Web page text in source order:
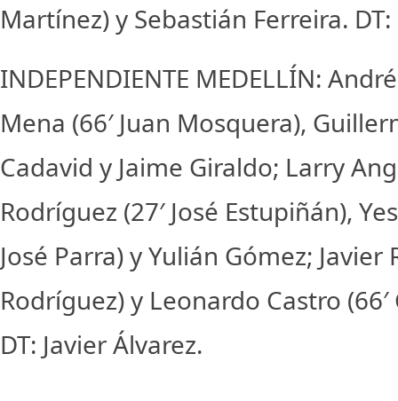
Martínez) y Sebastián Ferreira.
INDEPENDIENTE MEDELLÍN:
Mena (66′ Juan Mosquera),
Cadavid y Jaime Giraldo; Larry
Rodríguez (27′ José Estupiñán),
José Parra) y Yulián Gómez; Javier
Rodríguez) y Leonardo Castro
DT: Javier Álvarez.